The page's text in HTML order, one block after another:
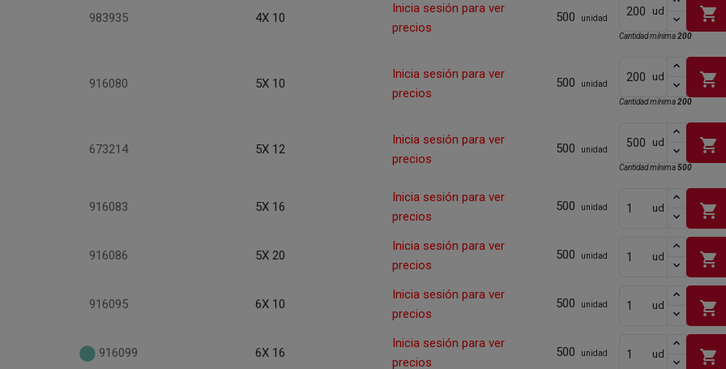
983935 4X 10
Inicia sesión para ver
precios
500 unidad
ud shopping_cart
Cantidad mínima200
916080 5X 10
Inicia sesión para ver
precios
500 unidad
ud shopping_cart
Cantidad mínima200
673214 5X 12
Inicia sesión para ver
precios
500 unidad
ud shopping_cart
Cantidad mínima500
916083 5X 16
Inicia sesión para ver
precios
500 unidad ud shopping_cart
916086 5X 20
Inicia sesión para ver
precios
500 unidad ud shopping_cart
916095 6X 10
Inicia sesión para ver
precios
500 unidad ud shopping_cart
916099 6X 16
Inicia sesión para ver
precios
500 unidad ud shopping_cart